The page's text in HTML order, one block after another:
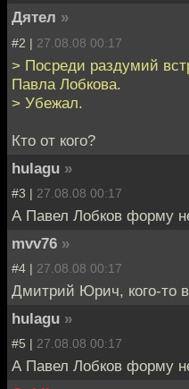
Дятел »
#2 | 27.08.08 00:17
> Посреди раздумий
Павла Лобкова.
> Убежал.
Кто от кого?
hulagu »
#3 | 27.08.08 00:17
А Павел Лобков форму
mvv76 »
#4 | 27.08.08 00:17
Дмитрий Юрич, кого-то
hulagu »
#5 | 27.08.08 00:17
А Павел Лобков форму